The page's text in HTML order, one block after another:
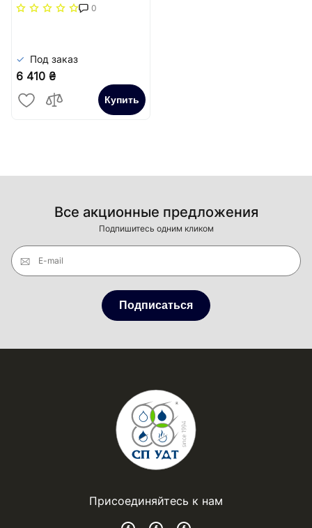
решітка) Carrera Сатин
0
Под заказ
6 410 ₴
Купить
Все акционные предложения
Подпишитесь одним кликом
E-mail
Подписаться
Присоединяйтесь к нам